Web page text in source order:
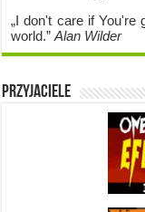
„I don't care if You're
world.”Alan Wilder
Przyjaciele